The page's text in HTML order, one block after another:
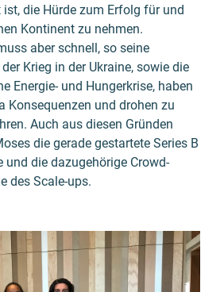
die Hürde zum Erfolg für und
Kontinent zu nehmen.
aber schnell, so seine
Krieg in der Ukraine, sowie die
Energie- und Hunger­krise, haben
Konsequenzen und drohen zu
Auch aus diesen Gründen
die gerade gestartete Series B
und die dazugehörige Crowd­
des Scale-ups.